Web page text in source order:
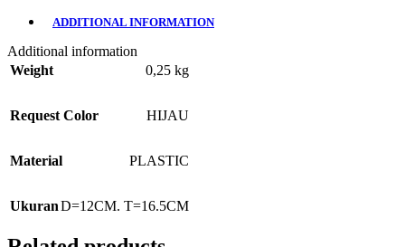
ADDITIONAL INFORMATION
Additional information
Weight
0,25 kg
Request Color HIJAU
Material PLASTIC
UkuranD=12CM. T=16.5CM